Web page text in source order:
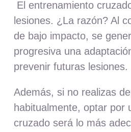
El entrenamiento
lesiones. ¿La razón? Al
de bajo impacto, se
progresiva una
prevenir futuras lesiones.
Además, si no realizas
habitualmente, optar por
cruzado será lo más